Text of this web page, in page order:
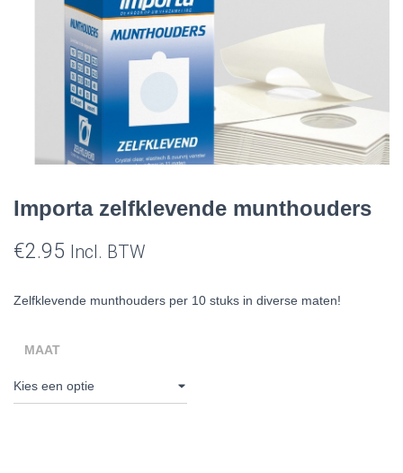
Importa zelfklevende munthouders
€2.95 Incl. BTW
Zelfklevende munthouders per 10 stuks in diverse maten!
MAAT